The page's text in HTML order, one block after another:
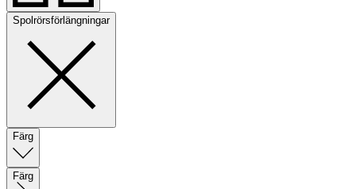
Spolrörsförlängningar
Färg
Färg